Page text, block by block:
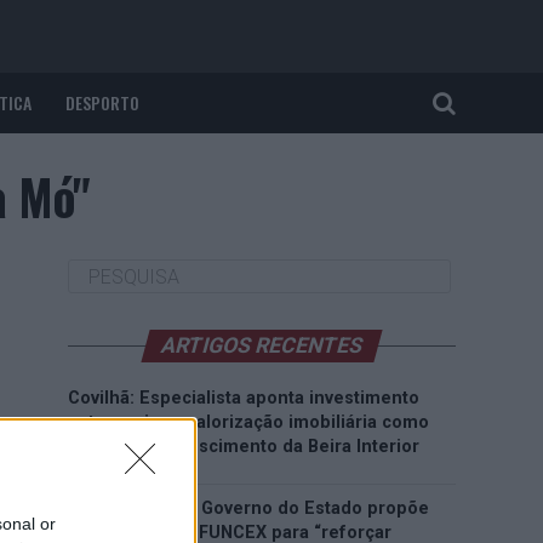
or
DESPORTO
Mó"
ARTIGOS RECENTES
Covilhã: Especialista aponta investimento
estrangeiro e valorização imobiliária como
motores do crescimento da Beira Interior
Rio de Janeiro: Governo do Estado propõe
parceria com a FUNCEX para “reforçar